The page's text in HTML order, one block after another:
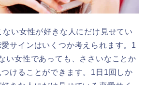
い女性が好きな人にだけ見せてい
サインはいくつか考えられます。1
い女性であっても、ささいなことか
けることができます。1日1回しか